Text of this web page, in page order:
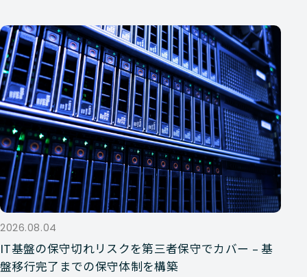
2026.08.04
IT基盤の保守切れリスクを第三者保守でカバー – 基
盤移行完了までの保守体制を構築